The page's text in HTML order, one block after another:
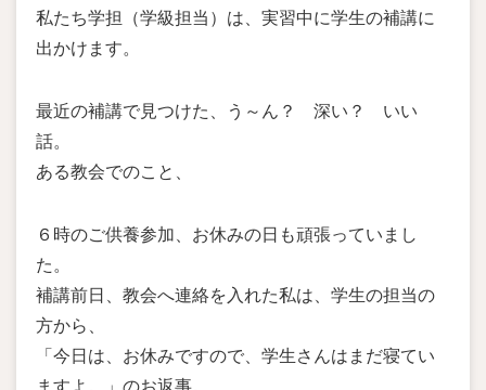
私たち学担（学級担当）は、実習中に学生の補講に
出かけます。
最近の補講で見つけた、う～ん？ 深い？ いい
話。
ある教会でのこと、
６時のご供養参加、お休みの日も頑張っていまし
た。
補講前日、教会へ連絡を入れた私は、学生の担当の
方から、
「今日は、お休みですので、学生さんはまだ寝てい